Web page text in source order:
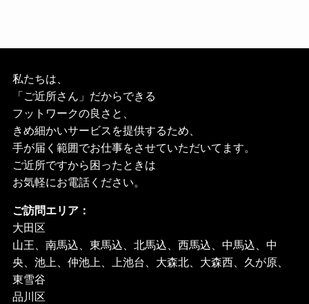
私たちは、
「ご近所さん」だからできる
フットワークの良さと、
きめ細かいサービスを提供するため、
手が届く範囲でお仕事をさせていただいてます。
ご近所ですから困ったときは
お気軽にお電話ください。
ご訪問エリア：
大田区
山王、南馬込、東馬込、北馬込、西馬込、中馬込、中
央、池上、仲池上、上池台、大森北、大森西、久が原、
東雪谷
品川区